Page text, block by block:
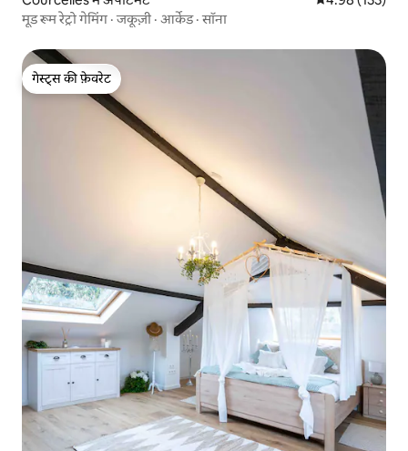
मूड रूम रेट्रो गेमिंग · जकूज़ी · आर्केड · सॉना
गेस्ट्स की फ़ेवरेट
गेस्ट्स की फ़ेवरेट